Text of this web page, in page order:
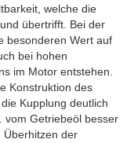
welche die
übertrifft. Bei der
besonderen Wert auf
bei hohen
im Motor entstehen.
Konstruktion des
Kupplung deutlich
vom Getriebeöl besser
Überhitzen der